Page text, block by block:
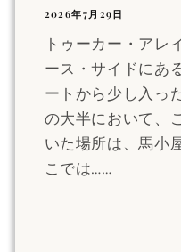
2026年7月29日
トゥーカー・アレ
ース・サイドにあ
ートから少し入っ
の大半において、
いた場所は、馬小
こでは……